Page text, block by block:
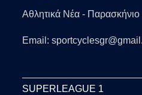
Αθλητικά Νέα - Παρασκήνιο
Email:
SUPERLEAGUE 1